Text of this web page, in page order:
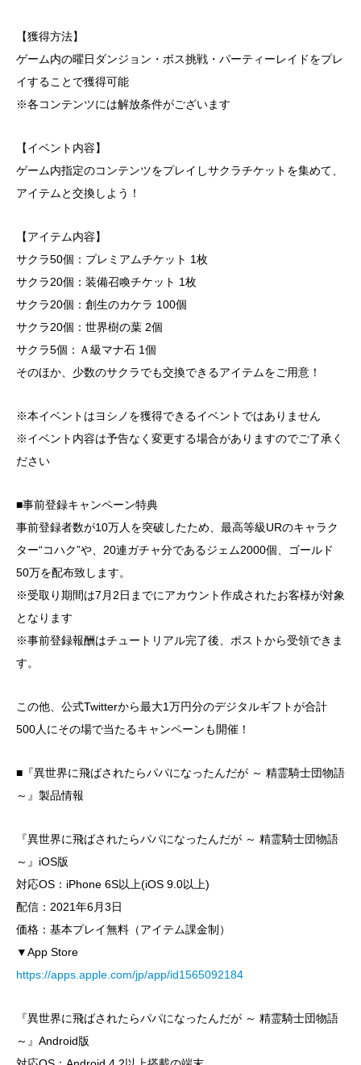
【獲得方法】
ゲーム内の曜日ダンジョン・ボス挑戦・パーティーレイドをプレ
イすることで獲得可能
※各コンテンツには解放条件がございます
【イベント内容】
ゲーム内指定のコンテンツをプレイしサクラチケットを集めて、
アイテムと交換しよう！
【アイテム内容】
サクラ50個：プレミアムチケット 1枚
サクラ20個：装備召喚チケット 1枚
サクラ20個：創生のカケラ 100個
サクラ20個：世界樹の葉 2個
サクラ5個：Ａ級マナ石 1個
そのほか、少数のサクラでも交換できるアイテムをご用意！
※本イベントはヨシノを獲得できるイベントではありません
※イベント内容は予告なく変更する場合がありますのでご了承く
ださい
■事前登録キャンペーン特典
事前登録者数が10万人を突破したため、最高等級URのキャラク
ター“コハク”や、20連ガチャ分であるジェム2000個、ゴールド
50万を配布致します。
※受取り期間は7月2日までにアカウント作成されたお客様が対象
となります
※事前登録報酬はチュートリアル完了後、ポストから受領できま
す。
この他、公式Twitterから最大1万円分のデジタルギフトが合計
500人にその場で当たるキャンペーンも開催！
■『異世界に飛ばされたらパパになったんだが ～ 精霊騎士団物語
～』製品情報
『異世界に飛ばされたらパパになったんだが ～ 精霊騎士団物語
～』iOS版
対応OS：iPhone 6S以上(iOS 9.0以上)
配信：2021年6月3日
価格：基本プレイ無料（アイテム課金制）
▼App Store
https://apps.apple.com/jp/app/id1565092184
『異世界に飛ばされたらパパになったんだが ～ 精霊騎士団物語
～』Android版